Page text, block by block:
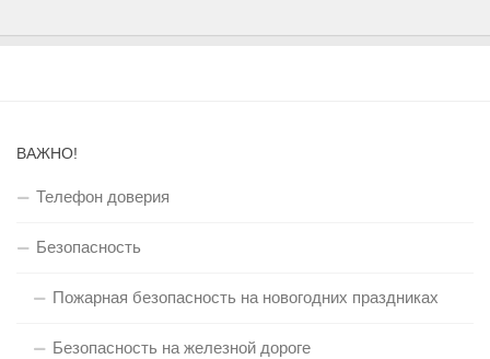
ВАЖНО!
Телефон доверия
Безопасность
Пожарная безопасность на новогодних праздниках
Безопасность на железной дороге